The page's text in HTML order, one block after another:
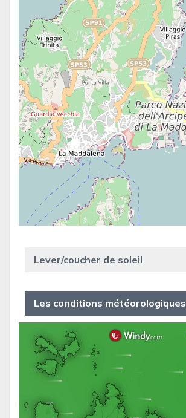
Lever/coucher de soleil
Les conditions météorologiques